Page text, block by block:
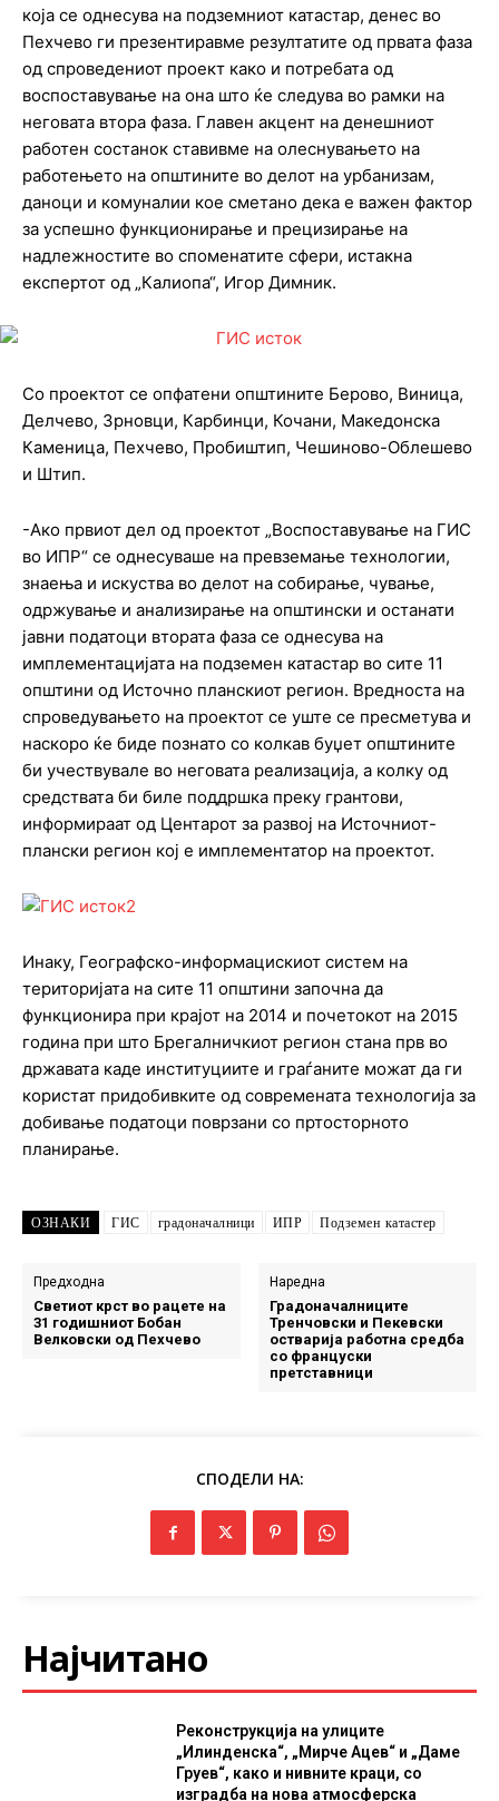
која се однесува на подземниот катастар, денес во
Пехчево ги презентиравме резултатите од првата фаза
од спроведениот проект како и потребата од
воспоставување на она што ќе следува во рамки на
неговата втора фаза. Главен акцент на денешниот
работен состанок ставивме на олеснувањето на
работењето на општините во делот на урбанизам,
даноци и комуналии кое сметано дека е важен фактор
за успешно функционирање и прецизирање на
надлежностите во споменатите сфери, истакна
експертот од „Калиопа“, Игор Димник.
Со проектот се опфатени општините Берово, Виница,
Делчево, Зрновци, Карбинци, Кочани, Македонска
Каменица, Пехчево, Пробиштип, Чешиново-Облешево
и Штип.
-Ако првиот дел од проектот „Воспоставување на ГИС
во ИПР“ се однесуваше на превземање технологии,
знаења и искуства во делот на собирање, чување,
одржување и анализирање на општински и останати
јавни податоци втората фаза се однесува на
имплементацијата на подземен катастар во сите 11
општини од Источно планскиот регион. Вредноста на
спроведувањето на проектот се уште се пресметува и
наскоро ќе биде познато со колкав буџет општините
би учествувале во неговата реализација, а колку од
средствата би биле поддршка преку грантови,
информираат од Центарот за развој на Источниот-
плански регион кој е имплементатор на проектот.
Инаку, Географско-информацискиот систем на
територијата на сите 11 општини започна да
функционира при крајот на 2014 и почетокот на 2015
година при што Брегалничкиот регион стана прв во
државата каде институциите и граѓаните можат да ги
користат придобивките од современата технологија за
добивање податоци поврзани со пртосторното
планирање.
ОЗНАКИ ГИС градоначалници ИПР Подземен катастер
Предходна
Светиот крст во рацете на
31 годишниот Бобан
Велковски од Пехчево
Наредна
Градоначалниците
Тренчовски и Пекевски
остварија работна средба
со француски
претставници
СПОДЕЛИ НА:
Најчитано
Реконструкција на улиците
„Илинденска“, „Мирче Ацев“ и „Даме
Груев“, како и нивните краци, со
изградба на нова атмосферска